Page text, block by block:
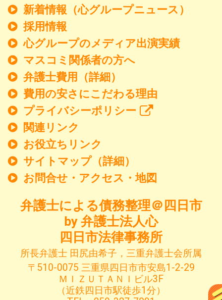
新着情報 （心グループニュース）
採用情報
心グループのメディア出演実績
マスコミ関係者の方へ
弁護士費用（詳細）
費用の安さにこだわる理由
プライバシーポリシー
関連リンク
お役立ちリンク
サイトマップ（詳細）
お問合せ・アクセス・地図
弁護士による債務整理＠四日市
by 弁護士法人心
四日市法律事務所
所長弁護士 田尻由希子，三重弁護士会所属
〒510-0075 三重県四日市市安島1-2-29
ＭＩＺＵＴＡＮＩビル3F
（近鉄四日市駅徒歩1分）